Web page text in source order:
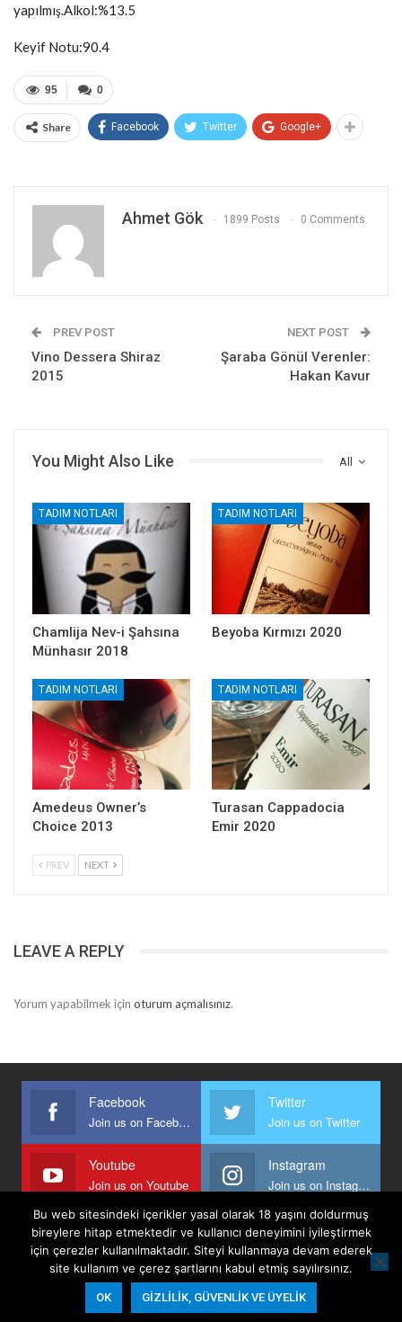
yapılmış.Alkol:%13.5
Keyif Notu:90.4
0
95
Share Facebook Twitter Google+
Ahmet Gök 1899 Posts 0 Comments
PREV POST
Vino Dessera Shiraz
2015
NEXT POST
Şaraba Gönül Verenler:
Hakan Kavur
All
You Might Also Like
TADIM NOTLARI
Chamlija Nev-i Şahsına
Münhasır 2018
TADIM NOTLARI
Beyoba Kırmızı 2020
TADIM NOTLARI
Amedeus Owner’s
Choice 2013
TADIM NOTLARI
Turasan Cappadocia
Emir 2020
PREV NEXT
LEAVE A REPLY
Yorum yapabilmek için oturum açmalısınız.
Facebook
Join us on Facebook
Twitter
Join us on Twitter
Youtube
Join us on Youtube
Instagram
Join us on Instagram
Anasayfa Keyfi Yazanlar İletişim
Şartlar Ve Koşullar
Gizlilik, Güvenlik Ve Üyelik Politikası
Bu web sitesindeki içerikler yasal olarak 18 yaşını doldurmuş
bireylere hitap etmektedir ve kullanıcı deneyimini iyileştirmek
için çerezler kullanılmaktadır. Siteyi kullanmaya devam ederek
site kullanım ve çerez şartlarını kabul etmiş sayılırsınız.
OK GIZLILIK, GÜVENLIK VE ÜYELIK